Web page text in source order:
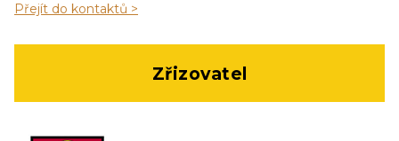
Přejít do kontaktů >
Zřizovatel